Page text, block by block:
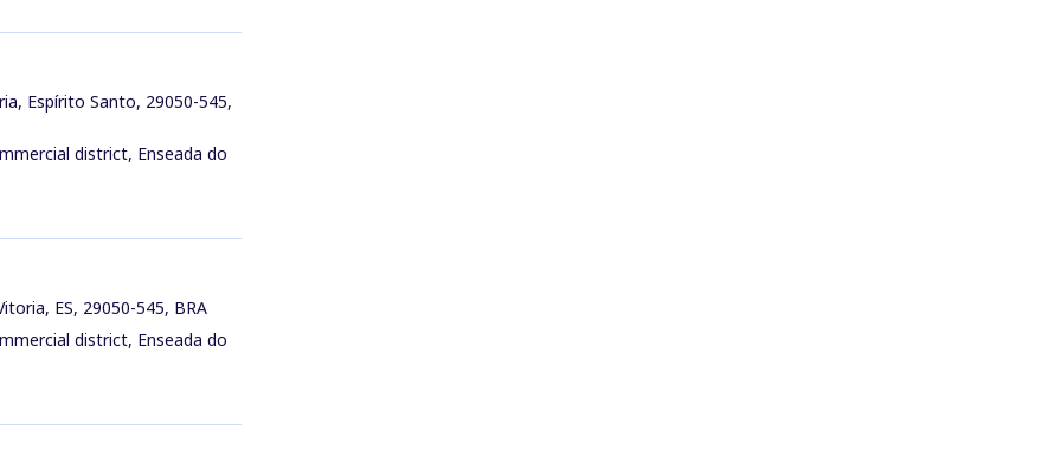
Espírito Santo, 29050-545,
district, Enseada do
ES, 29050-545, BRA
district, Enseada do